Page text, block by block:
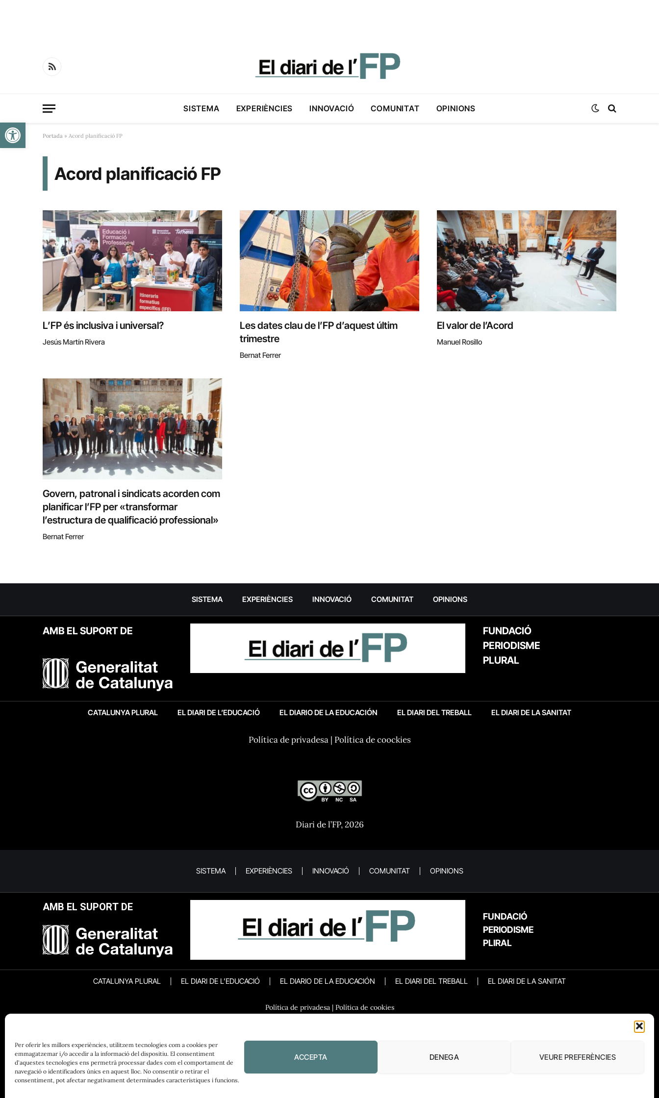
Obre la barra d'eines
Per oferir les millors experiències, utilitzem tecnologies com a cookies per
emmagatzemar i/o accedir a la informació del dispositiu. El consentiment
d'aquestes tecnologies ens permetrà processar dades com el comportament de
navegació o identificadors únics en aquest lloc. No consentir o retirar el
consentiment, pot afectar negativament determinades característiques i funcions.
ACCEPTA DENEGA VEURE PREFERÈNCIES
RSS
SISTEMA EXPERIÈNCIES INNOVACIÓ COMUNITAT OPINIONS
Portada » Acord planificació FP
Acord planificació FP
L’FP és inclusiva i universal?
Jesús Martín Rivera
Les dates clau de l’FP d’aquest últim
trimestre
Bernat Ferrer
El valor de l’Acord
Manuel Rosillo
Govern, patronal i sindicats acorden com
planificar l’FP per «transformar
l’estructura de qualificació professional»
Bernat Ferrer
SISTEMA EXPERIÈNCIES INNOVACIÓ COMUNITAT OPINIONS
AMB EL SUPORT DE
FUNDACIÓ
PERIODISME
PLURAL
CATALUNYA PLURAL EL DIARI DE L’EDUCACIÓ EL DIARIO DE LA EDUCACIÓN EL DIARI DEL TREBALL EL DIARI DE LA SANITAT
Política de privadesa| Política de coockies
Diari de l’FP, 2026
SISTEMA EXPERIÈNCIES INNOVACIÓ COMUNITAT OPINIONS
AMB EL SUPORT DE
FUNDACIÓ
PERIODISME
PLIRAL
CATALUNYA PLURAL EL DIARI DE L’EDUCACIÓ EL DIARIO DE LA EDUCACIÓN EL DIARI DEL TREBALL EL DIARI DE LA SANITAT
Política de privadesa | Política de cookies